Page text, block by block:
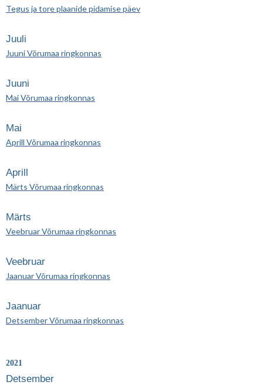
Tegus ja tore plaanide pidamise päev
Juuli
Juuni Võrumaa ringkonnas
Juuni
Mai Võrumaa ringkonnas
Mai
Aprill Võrumaa ringkonnas
Aprill
Märts Võrumaa ringkonnas
Märts
Veebruar Võrumaa ringkonnas
Veebruar
Jaanuar Võrumaa ringkonnas
Jaanuar
Detsember Võrumaa ringkonnas
2021
Detsember